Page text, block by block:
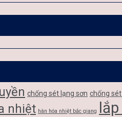
chống sét lạng sơn chống
nhiệt hàn hóa nhiệt bắc giang